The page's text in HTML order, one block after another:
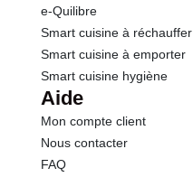
e-Quilibre
Smart cuisine à réchauffer
Smart cuisine à emporter
Smart cuisine hygiène
Aide
Mon compte client
Nous contacter
FAQ